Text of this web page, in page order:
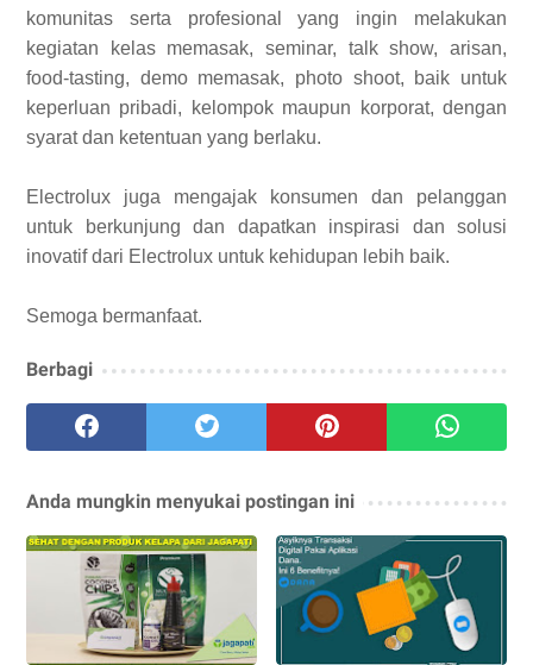
komunitas serta profesional yang ingin melakukan
kegiatan kelas memasak, seminar, talk show, arisan,
food-tasting, demo memasak, photo shoot, baik untuk
keperluan pribadi, kelompok maupun korporat, dengan
syarat dan ketentuan yang berlaku.
Electrolux juga mengajak konsumen dan pelanggan
untuk berkunjung dan dapatkan inspirasi dan solusi
inovatif dari Electrolux untuk kehidupan lebih baik.
Semoga bermanfaat.
Berbagi
Anda mungkin menyukai postingan ini